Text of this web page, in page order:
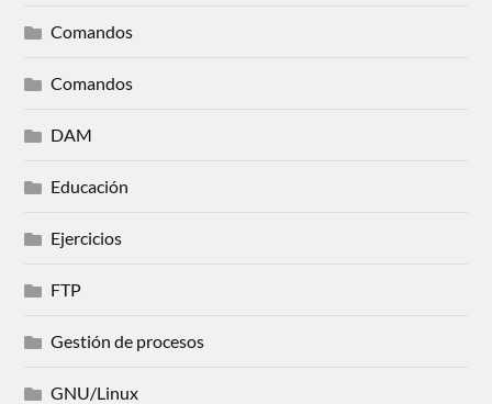
Comandos
Comandos
DAM
Educación
Ejercicios
FTP
Gestión de procesos
GNU/Linux